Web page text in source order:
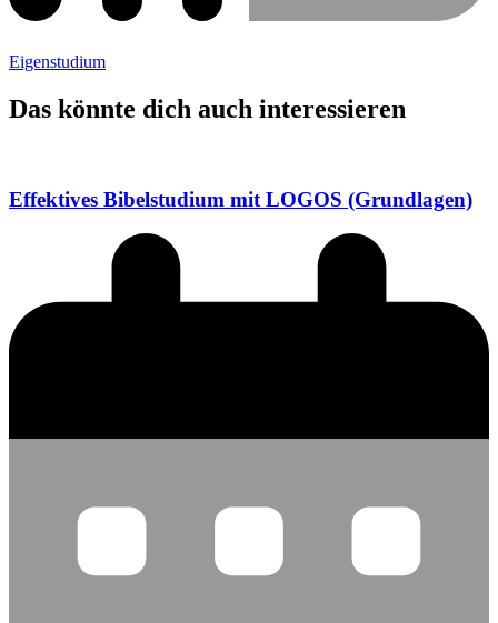
Eigenstudium
Das könnte dich auch interessieren
Effektives Bibelstudium mit LOGOS (Grundlagen)